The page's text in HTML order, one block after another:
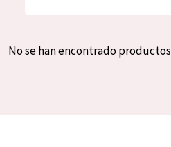
Spanish
No se han encontrado productos